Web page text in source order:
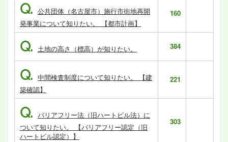
Q. 公共団体（名古屋市）施行市街地再開
発事業について知りたい。 【都市計画】
160
Q. 土地の高さ（標高）が知りたい。 384
Q. 中間検査制度について知りたい。 【建
築確認】
221
Q. バリアフリー法（旧ハートビル法）に
ついて知りたい。 【バリアフリー認定（旧
ハートビル認定）】
303